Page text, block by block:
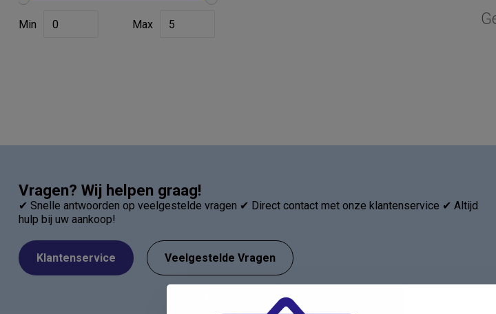
Min Max
Vragen? Wij helpen graag!
✔ Snelle antwoorden op veelgestelde vragen ✔ Direct contact met onze klantenservice ✔ Altijd
hulp bij uw aankoop!
Klantenservice Veelgestelde Vragen